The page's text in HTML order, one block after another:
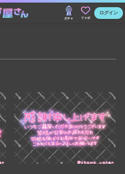
ガチャ ファボ
ログイン